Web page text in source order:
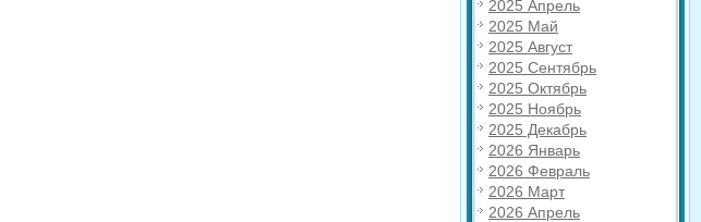
2025 Апрель
2025 Май
2025 Август
2025 Сентябрь
2025 Октябрь
2025 Ноябрь
2025 Декабрь
2026 Январь
2026 Февраль
2026 Март
2026 Апрель